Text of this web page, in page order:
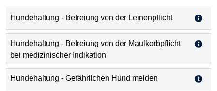
Hundehaltung - Befreiung von der Leinenpflicht
Hundehaltung - Befreiung von der Maulkorbpflicht
bei medizinischer Indikation
Hundehaltung - Gefährlichen Hund melden